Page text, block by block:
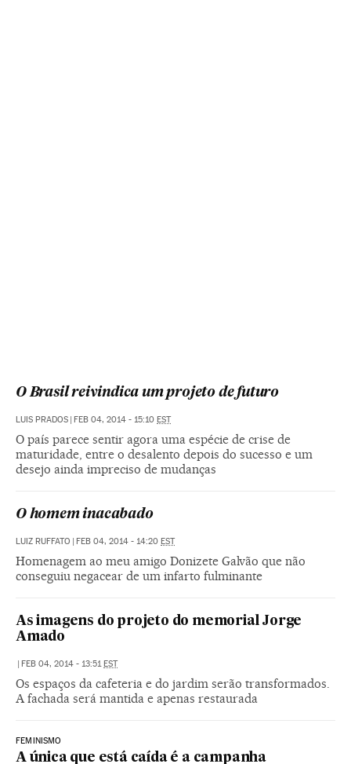
O Brasil reivindica um projeto de futuro
LUIS PRADOS | FEB 04, 2014 - 15:10 EST
O país parece sentir agora uma espécie de crise de
maturidade, entre o desalento depois do sucesso e um
desejo ainda impreciso de mudanças
O homem inacabado
LUIZ RUFFATO | FEB 04, 2014 - 14:20 EST
Homenagem ao meu amigo Donizete Galvão que não
conseguiu negacear de um infarto fulminante
As imagens do projeto do memorial Jorge
Amado
| FEB 04, 2014 - 13:51EST
Os espaços da cafeteria e do jardim serão transformados.
A fachada será mantida e apenas restaurada
FEMINISMO
A única que está caída é a campanha